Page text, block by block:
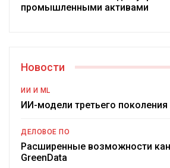
промышленными активами
Новости
ИИ И ML
ИИ-модели третьего поколения
ДЕЛОВОЕ ПО
Расширенные возможности
GreenData